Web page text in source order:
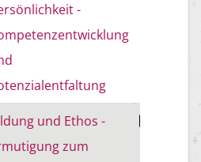
-
und Ethos -
zum